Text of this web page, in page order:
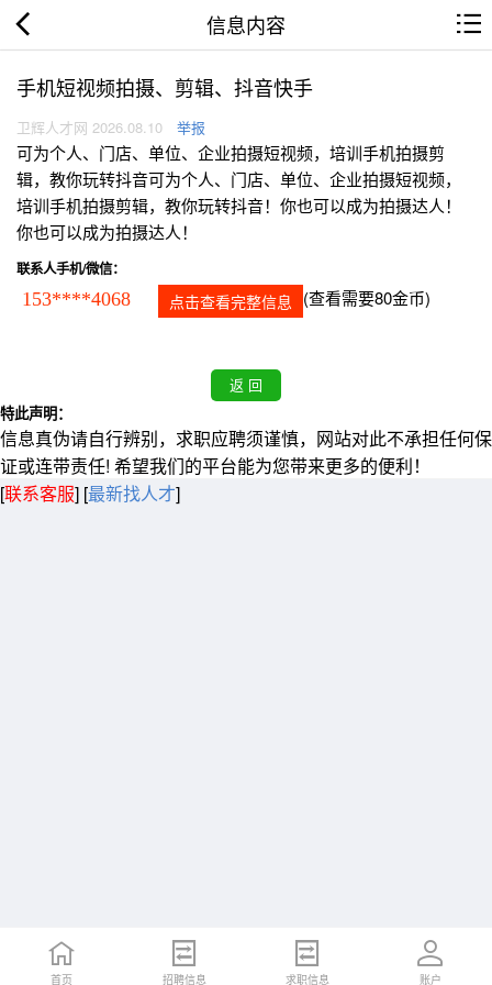
信息内容
手机短视频拍摄、剪辑、抖音快手
卫辉人才网 2026.08.10 举报
可为个人、门店、单位、企业拍摄短视频，培训手机拍摄剪
辑，教你玩转抖音可为个人、门店、单位、企业拍摄短视频，
培训手机拍摄剪辑，教你玩转抖音！你也可以成为拍摄达人！
你也可以成为拍摄达人！
联系人手机/微信：
153****4068 点击查看完整信息 (查看需要80金币)
特此声明：
信息真伪请自行辨别，求职应聘须谨慎，网站对此不承担任何保
证或连带责任! 希望我们的平台能为您带来更多的便利！
[联系客服] [最新找人才]
首页 招聘信息 求职信息 账户